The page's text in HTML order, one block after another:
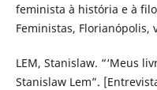
feminista à história e à
Feministas, Florianópolis,
LEM, Stanislaw. “‘Meus
Stanislaw Lem”.